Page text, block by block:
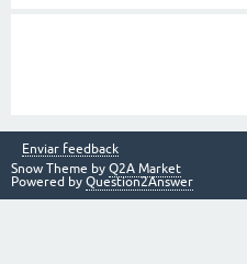
Enviar feedback
Snow Theme by Q2A Market
Powered by Question2Answer